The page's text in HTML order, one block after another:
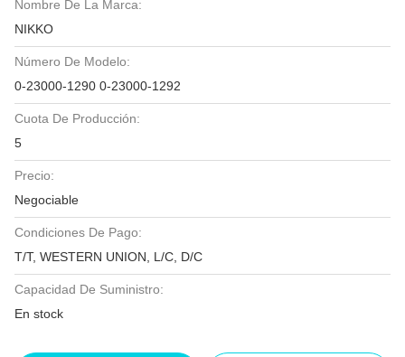
Nombre De La Marca:
NIKKO
Número De Modelo:
0-23000-1290 0-23000-1292
Cuota De Producción:
5
Precio:
Negociable
Condiciones De Pago:
T/T, WESTERN UNION, L/C, D/C
Capacidad De Suministro:
En stock